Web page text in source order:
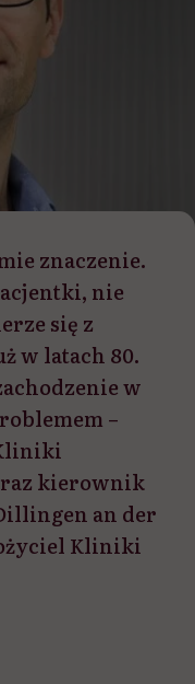
znaczenie.
nie
się z
w latach 80.
w
–
kierownik
an der
Kliniki